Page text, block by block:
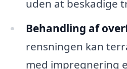
uden at beskadige
Behandling af
rensningen kan
med impregnering